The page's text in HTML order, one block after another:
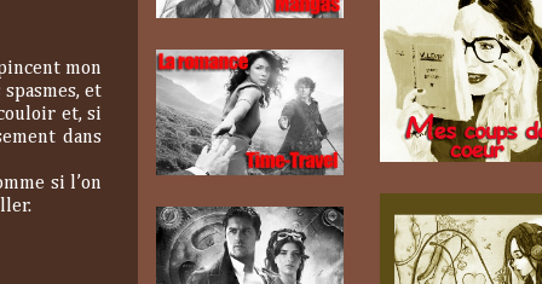
mon
et
et, si
dans
si l’on